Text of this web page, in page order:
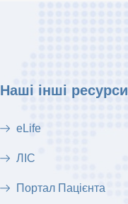
Наші інші ресурси
eLife
ЛІС
Портал Пацієнта